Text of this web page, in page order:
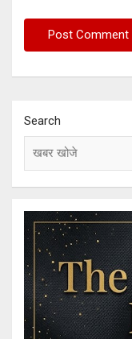
Search